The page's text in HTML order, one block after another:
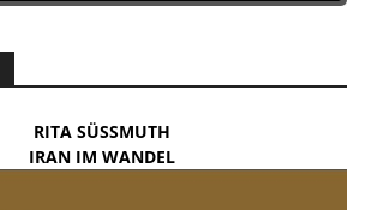
RITA SÜSSMUTH
IRAN IM WANDEL